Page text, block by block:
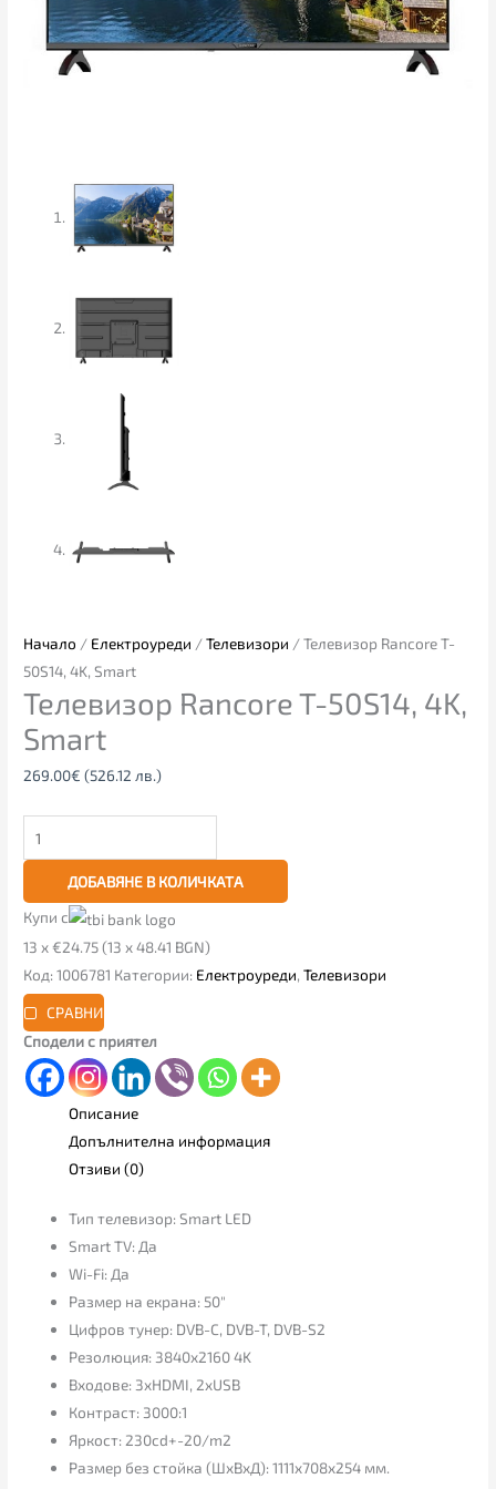
Начало / Електроуреди /Телевизори / Телевизор Rancore T-
50S14, 4K, Smart
Телевизор Rancore T-50S14, 4K,
Smart
269.00€ (526.12 лв.)
ДОБАВЯНЕ В КОЛИЧКАТА
Купи с
13 x €24.75 (13 x 48.41 BGN)
Код:1006781 Категории: Електроуреди,Телевизори
СРАВНИ
Сподели с приятел
Описание
Допълнителна информация
Отзиви (0)
Тип телевизор: Smart LED
Smart TV: Да
Wi-Fi: Да
Размер на екрана: 50″
Цифров тунер: DVB-C, DVB-T, DVB-S2
Резолюция: 3840х2160 4K
Входове: 3xHDMI, 2xUSB
Контраст: 3000:1
Яркост: 230cd+-20/m2
Размер без стойка (ШхВхД): 1111x708x254 мм.